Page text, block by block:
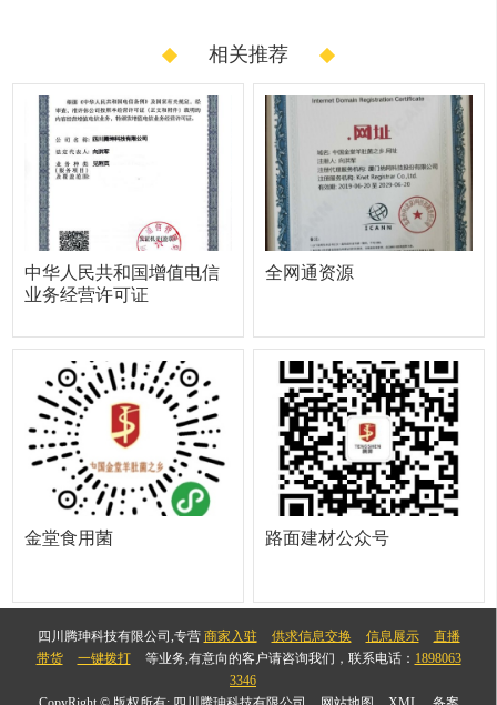
相关推荐
中华人民共和国增值电信
业务经营许可证
全网通资源
金堂食用菌 路面建材公众号
四川腾珅科技有限公司,专营 商家入驻 供求信息交换 信息展示
直播
带货
一键拨打 等业务,有意向的客户请咨询我们，联系电话： 1898063
3346